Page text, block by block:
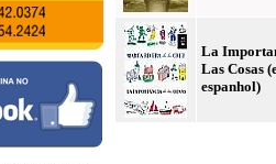
La
Las Cosas
espanhol)